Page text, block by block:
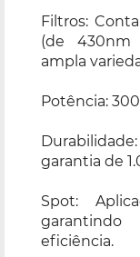
Filtros:
(de 430nm
ampla
Potência:
garantia de
Spot:
eficiência.